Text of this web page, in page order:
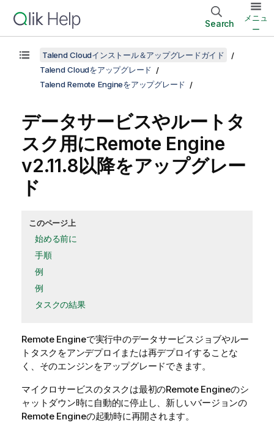
Search
メニュ
ー
Talend Cloudインストール＆アップグレードガイド
Talend Cloudをアップグレード
Talend Remote Engineをアップグレード
データサービスやルートタ
スク用にRemote Engine
v2.11.8以降をアップグレー
ド
このページ上
始める前に
手順
例
例
タスクの結果
Remote Engineで実行中のデータサービスジョブやルー
トタスクをアンデプロイまたは再デプロイすることな
く、そのエンジンをアップグレードできます。
マイクロサービスのタスクは最初のRemote Engineのシ
ャットダウン時に自動的に停止し、新しいバージョンの
Remote Engineの起動時に再開されます。